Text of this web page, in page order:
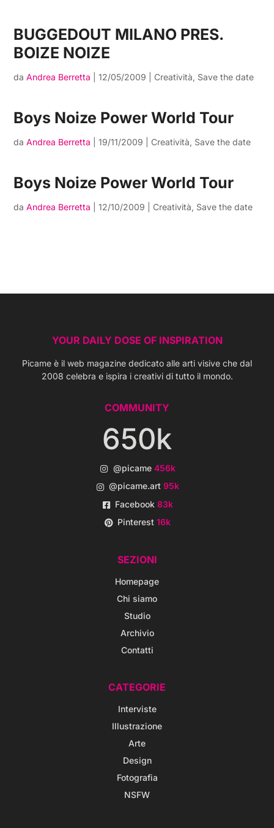
BUGGEDOUT MILANO PRES.
BOIZE NOIZE
daAndrea Berretta |12/05/2009 Creatività, Save the date
Boys Noize Power World Tour
daAndrea Berretta |19/11/2009 Creatività, Save the date
Boys Noize Power World Tour
daAndrea Berretta |12/10/2009 Creatività, Save the date
YOUR DAILY DOSE OF INSPIRATION
Picame è il web magazine dedicato alle arti visive che dal
2008 celebra e ispira i creativi di tutto il mondo.
COMMUNITY
650k
@picame 456k
@picame.art95k
Facebook83k
Pinterest16k
SEZIONI
Homepage
Chi siamo
Studio
Archivio
Contatti
CATEGORIE
Interviste
Illustrazione
Arte
Design
Fotografia
NSFW